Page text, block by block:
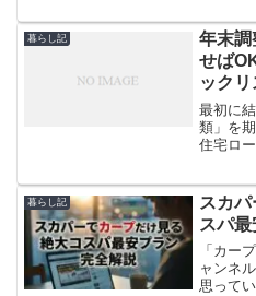
男らし
したよ
暮らし記
年末調
せば
ックリ
最初に
類」を
住宅ロ
ふるさ
対象外
暮らし記
スカ
スパ
「カー
ャンネ
思って